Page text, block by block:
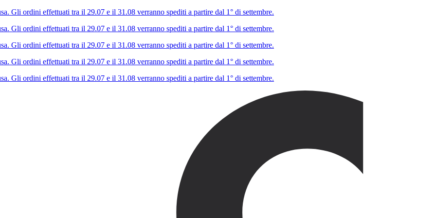
Gli ordini effettuati tra il 29.07 e il 31.08 verranno spediti a partire dal 1° di settembre.
Gli ordini effettuati tra il 29.07 e il 31.08 verranno spediti a partire dal 1° di settembre.
Gli ordini effettuati tra il 29.07 e il 31.08 verranno spediti a partire dal 1° di settembre.
Gli ordini effettuati tra il 29.07 e il 31.08 verranno spediti a partire dal 1° di settembre.
Gli ordini effettuati tra il 29.07 e il 31.08 verranno spediti a partire dal 1° di settembre.